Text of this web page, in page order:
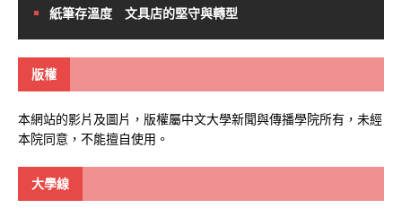
紙筆存溫度 文具店的堅守與轉型
版權
本網站的影片及圖片，版權屬中文大學新聞與傳播學院所有，未經
本院同意，不能擅自使用。
大學線